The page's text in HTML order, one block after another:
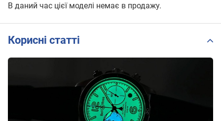
В даний час цієї моделі немає в продажу.
Корисні статті